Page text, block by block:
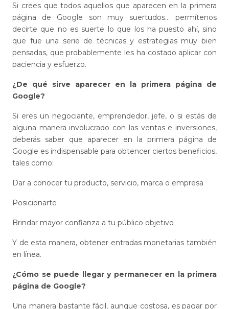
Si crees que todos aquellos que aparecen en la primera
página de Google son muy suertudos… permítenos
decirte que no es suerte lo que los ha puesto ahí, sino
que fue una serie de técnicas y estrategias muy bien
pensadas, que probablemente les ha costado aplicar con
paciencia y esfuerzo.
¿De qué sirve aparecer en la primera página de
Google?
Si eres un negociante, emprendedor, jefe, o si estás de
alguna manera involucrado con las ventas e inversiones,
deberás saber que aparecer en la primera página de
Google es indispensable para obtencer ciertos beneficios,
tales como:
Dar a conocer tu producto, servicio, marca o empresa
Posicionarte
Brindar mayor confianza a tu público objetivo
Y de esta manera, obtener entradas monetarias también
en línea.
¿Cómo se puede llegar y permanecer en la primera
página de Google?
Una manera bastante fácil, aunque costosa, es pagar por